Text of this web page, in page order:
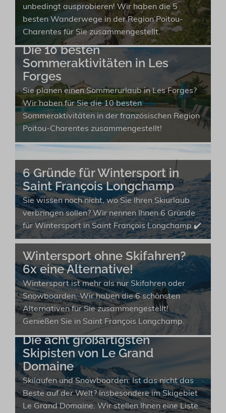
unbedingt ausprobieren! Wir haben die 5
besten Wanderwege in der Region Poitou-
Charentes für Sie zusammengestellt.
Die 10 besten
Sommeraktivitäten in Les
Forges
Sie planen einen Sommerurlaub in Les Forges?
Wir haben für Sie die 10 besten
Sommeraktivitäten in der französischen Region
Poitou-Charentes zusammengestellt!
6 Gründe für Wintersport in
Saint François Longchamp
Sie wissen noch nicht, wo Sie Ihren Skiurlaub
verbringen sollen? Wir nennen Ihnen 6 Gründe
für Wintersport in Saint François Longchamp ✔️
Wintersport ohne Skifahren?
6x eine Alternative!
Wintersport ist mehr als nur Skifahren oder
Snowboarden. Wir haben die 6 schönsten
Alternativen für Sie zusammengestellt!
Genießen Sie in Saint François Longchamp.
Die acht großartigsten
Skipisten von Le Grand
Domaine
Skilaufen und Snowboarden: Ist das nicht das
Beste auf der Welt? Insbesondere im Skigebiet
Le Grand Domaine. Wir stellen Ihnen eine Liste